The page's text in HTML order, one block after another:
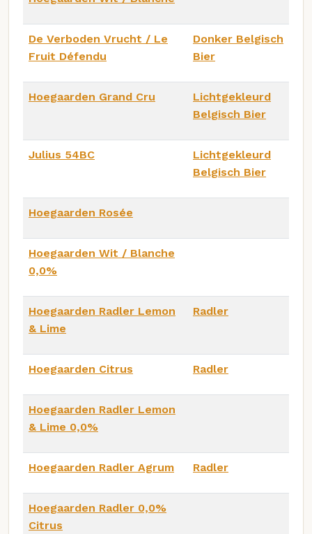
De Verboden Vrucht / Le
Fruit Défendu
Donker Belgisch
Bier
Hoegaarden Grand Cru
Lichtgekleurd
Belgisch Bier
Julius 54BC
Lichtgekleurd
Belgisch Bier
Hoegaarden Rosée
Hoegaarden Wit / Blanche
0,0%
Hoegaarden Radler Lemon
& Lime
Radler
Hoegaarden Citrus Radler
Hoegaarden Radler Lemon
& Lime 0,0%
Hoegaarden Radler Agrum Radler
Hoegaarden Radler 0,0%
Citrus